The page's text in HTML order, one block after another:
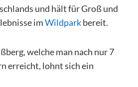
und hält für Groß und
imWildparkbereit.
welche man nach nur 7
erreicht, lohnt sich ein